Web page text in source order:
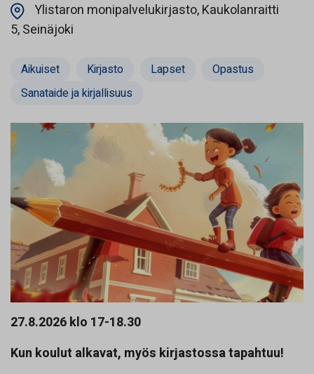
Ylistaron monipalvelukirjasto, Kaukolanraitti
5, Seinäjoki
Aikuiset Kirjasto Lapset
Opastus
Sanataide ja kirjallisuus
27.8.2026 klo 17-18.30
Kun koulut alkavat, myös kirjastossa tapahtuu!